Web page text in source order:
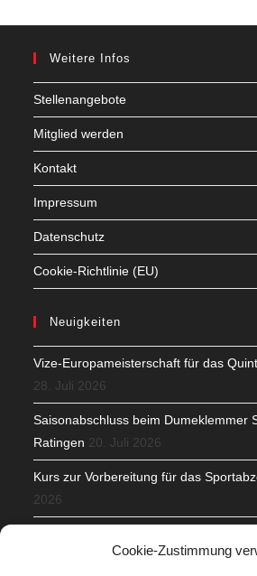
Cookie-Zustimmung
Weitere Infos
Stellenangebote
Mitglied werden
Kontakt
Impressum
Datenschutz
Cookie-Richtlinie (EU)
Neuigkeiten
Vize-Europameisterschaft für das
28. Juli 2026
Saisonabschluss beim Dumeklemmer
Ratingen 20. Juli 2026
Kurs zur Vorbereitung für das
2026